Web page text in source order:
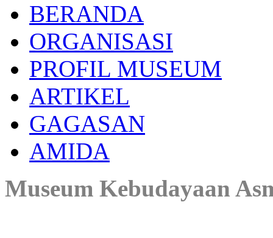
BERANDA
ORGANISASI
PROFIL MUSEUM
ARTIKEL
GAGASAN
AMIDA
Museum Kebudayaan